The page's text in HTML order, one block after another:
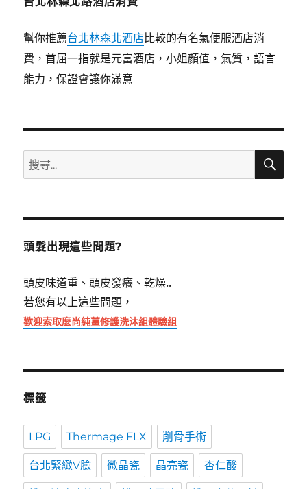
幫你推薦台北林森北酒店比較的有名氣便服酒店消
費，首屈一指就是元富酒店，小姐顏值，氣質，語言
能力，保證會讓你滿意
搜
尋
鍵
搜
頭髮出現這些問題?
頭皮味道重、頭皮發癢、乾燥..
若您有以上這些問題，
歡迎索取麼尚純薑修護洗沐組體驗組
標籤
LPG Thermage FLX 削骨手術
台北緊緻V臉 微晶瓷 晶亮瓷 杏仁酸